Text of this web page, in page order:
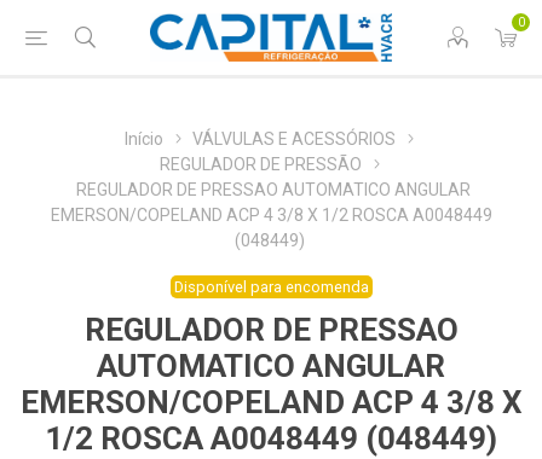
0
Início
VÁLVULAS E ACESSÓRIOS
REGULADOR DE PRESSÃO
REGULADOR DE PRESSAO AUTOMATICO ANGULAR
EMERSON/COPELAND ACP 4 3/8 X 1/2 ROSCA A0048449
(048449)
Disponível para encomenda
REGULADOR DE PRESSAO
AUTOMATICO ANGULAR
EMERSON/COPELAND ACP 4 3/8 X
1/2 ROSCA A0048449 (048449)